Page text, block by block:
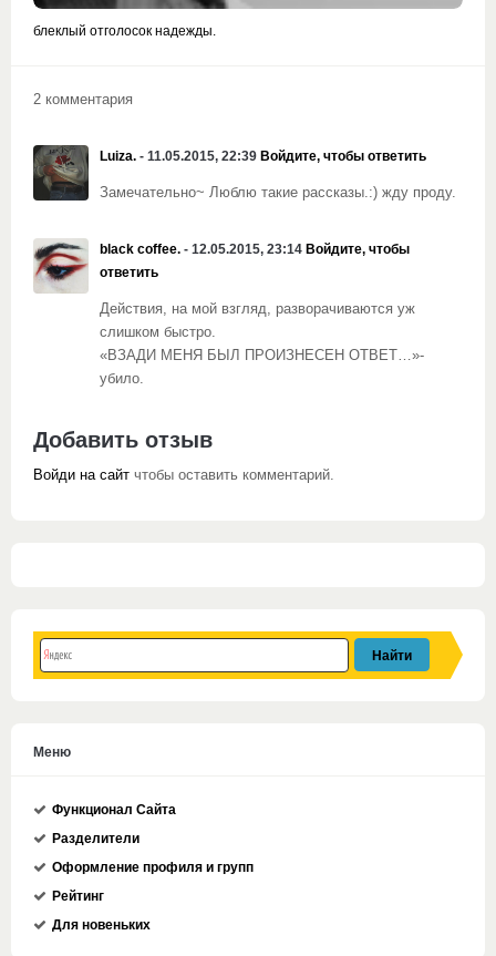
блеклый отголосок надежды.
2 комментария
Luiza. - 11.05.2015, 22:39 Войдите, чтобы ответить
Замечательно~ Люблю такие рассказы.:) жду проду.
black coffee. - 12.05.2015, 23:14 Войдите, чтобы
ответить
Действия, на мой взгляд, разворачиваются уж
слишком быстро.
«ВЗАДИ МЕНЯ БЫЛ ПРОИЗНЕСЕН ОТВЕТ…»-
убило.
Добавить отзыв
Войди на сайт чтобы оставить комментарий.
Меню
Функционал Сайта
Разделители
Оформление профиля и групп
Рейтинг
Для новеньких